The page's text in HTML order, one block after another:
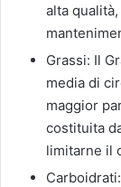
alta
Grassi: Il
media di
maggior
costituita
limitarne il